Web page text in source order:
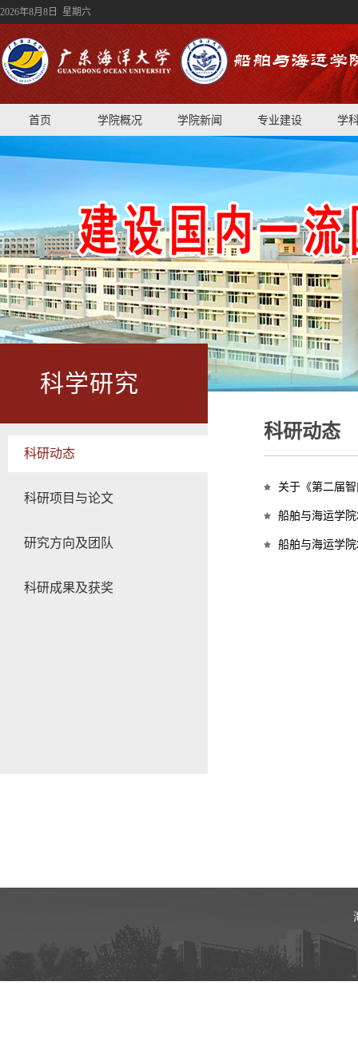
2026年8月8日 星期六
首页 学院概况 学院新闻 专业建设 学
科学研究
科研动态
科研项目与论文
研究方向及团队
科研成果及获奖
科研动态
关于《第二届
船舶与海运学
船舶与海运学